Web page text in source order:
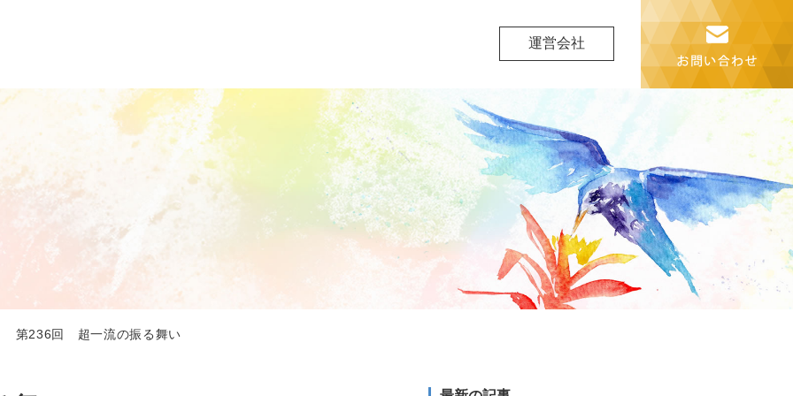
運営会社
236回 超一流の振る舞い